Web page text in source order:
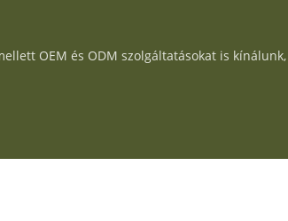
OEM és ODM szolgáltatásokat is